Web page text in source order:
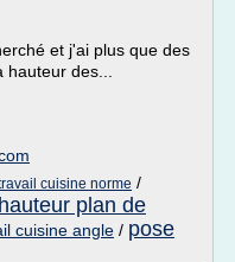
et j'ai plus que des
des...
cuisine norme /
hauteur plan de
cuisine angle / pose